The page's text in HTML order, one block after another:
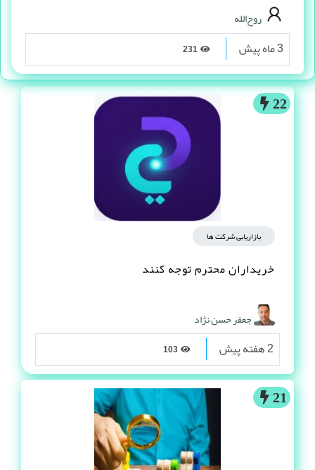
22
بازاریابی شرکت ها
خریداران محترم توجه کنند
جعفر حسن نژاد
2 هفته پیش
21
روح‌الله
3 ماه پیش